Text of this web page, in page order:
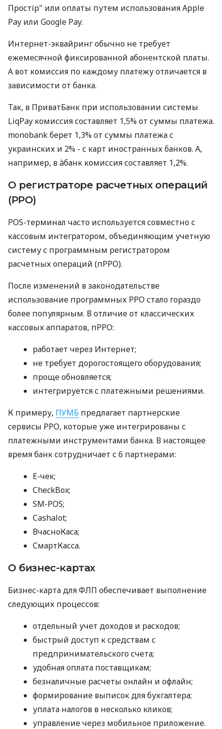
Простір" или оплаты путем использования Apple
Pay или Google Pay.
Интернет-эквайринг обычно не требует
ежемесячной фиксированной абонентской платы.
А вот комиссия по каждому платежу отличается в
зависимости от банка.
Так, в ПриватБанк при использовании системы
LiqPay комиссия составляет 1,5% от суммы платежа.
monobank берет 1,3% от суммы платежа с
украинских и 2% - с карт иностранных банков. А,
например, в àбанк комиссия составляет 1,2%.
О регистраторе расчетных операций
(РРО)
POS-терминал часто используется совместно с
кассовым интегратором, объединяющим учетную
систему с программным регистратором
расчетных операций (пРРО).
После изменений в законодательстве
использование программных РРО стало гораздо
более популярным. В отличие от классических
кассовых аппаратов, пРРО:
работает через Интернет;
не требует дорогостоящего оборудования;
проще обновляется;
интегрируется с платежными решениями.
К примеру, ПУМБ предлагает партнерские
сервисы РРО, которые уже интегрированы с
платежными инструментами банка. В настоящее
время банк сотрудничает с 6 партнерами:
E-чек;
CheckBox;
SM-POS;
Cashalot;
ВчасноКаса;
СмартКасса.
О бизнес-картах
Бизнес-карта для ФЛП обеспечивает выполнение
следующих процессов:
отдельный учет доходов и расходов;
быстрый доступ к средствам с
предпринимательского счета;
удобная оплата поставщикам;
безналичные расчеты онлайн и офлайн;
формирование выписок для бухгалтера;
уплата налогов в несколько кликов;
управление через мобильное приложение.